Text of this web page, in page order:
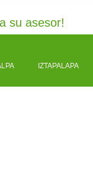
su asesor!
IZTAPALAPA